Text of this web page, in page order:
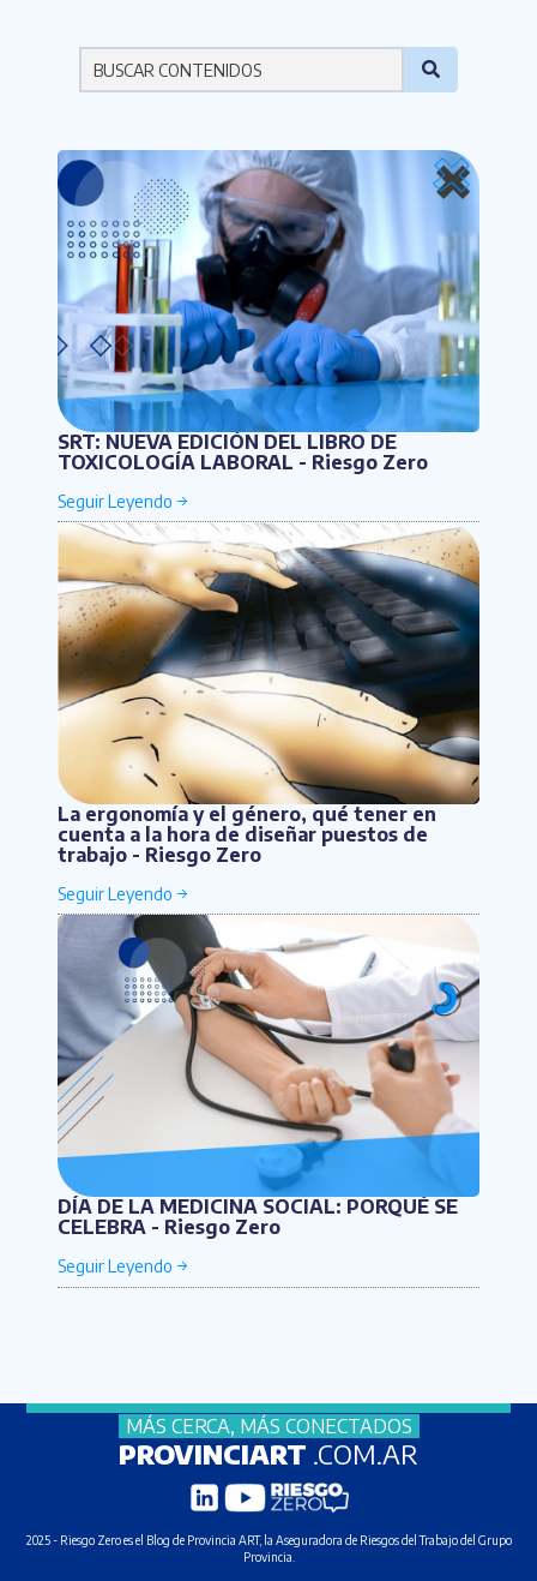
SRT: NUEVA EDICIÓN DEL LIBRO DE
TOXICOLOGÍA LABORAL - Riesgo Zero
La ergonomía y el género, qué tener en
cuenta a la hora de diseñar puestos de
trabajo - Riesgo Zero
DÍA DE LA MEDICINA SOCIAL: PORQUÉ SE
CELEBRA - Riesgo Zero
MÁS CERCA, MÁS CONECTADOS
PROVINCIART .COM.AR
2025 - Riesgo Zero es el Blog de Provincia ART, la Aseguradora de Riesgos del Trabajo del Grupo
Provincia